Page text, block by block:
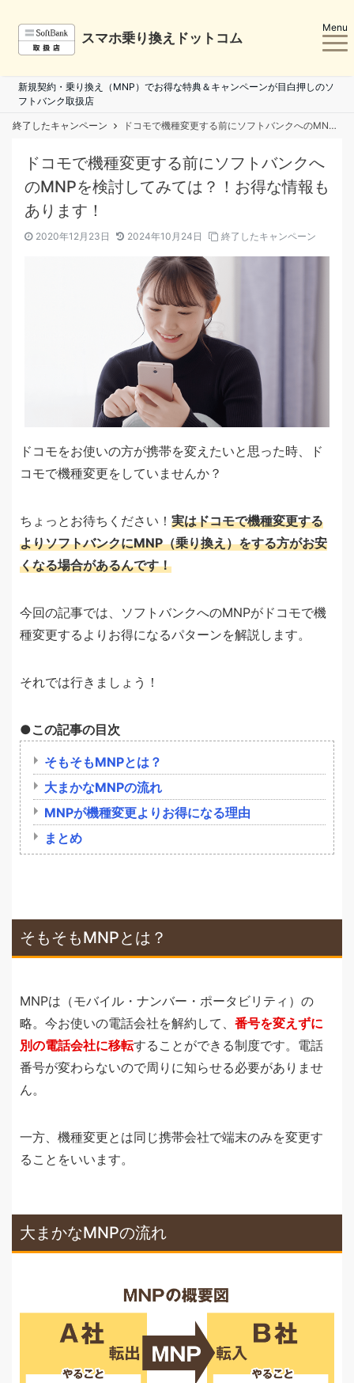
スマホ乗り換えドットコム
Menu
新規契約・乗り換え（MNP）でお得な特典＆キャンペーンが目白押しのソ
フトバンク取扱店
終了したキャンペーン ドコモで機種変更する前にソフトバンクへのMNPを検討してみては？！お得な情報もあります！
ドコモで機種変更する前にソフトバンクへ
のMNPを検討してみては？！お得な情報も
あります！
2020年12月23日 2024年10月24日 終了したキャンペーン
ドコモをお使いの方が携帯を変えたいと思った時、ド
コモで機種変更をしていませんか？
ちょっとお待ちください！ 実はドコモで機種変更する
よりソフトバンクにMNP（乗り換え）をする方がお安
くなる場合があるんです！
今回の記事では、ソフトバンクへのMNPがドコモで機
種変更するよりお得になるパターンを解説します。
それでは行きましょう！
この記事の目次
そもそもMNPとは？
大まかなMNPの流れ
MNPが機種変更よりお得になる理由
まとめ
そもそもMNPとは？
MNPは（モバイル・ナンバー・ポータビリティ）の
略。今お使いの電話会社を解約して、 番号を変えずに
別の電話会社に移転することができる制度です。電話
番号が変わらないので周りに知らせる必要がありませ
ん。
一方、機種変更とは同じ携帯会社で端末のみを変更す
ることをいいます。
大まかなMNPの流れ